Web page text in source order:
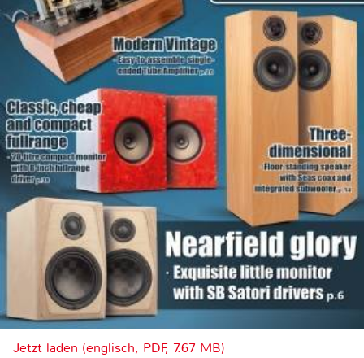
Jetzt laden (englisch, PDF, 7.67 MB)